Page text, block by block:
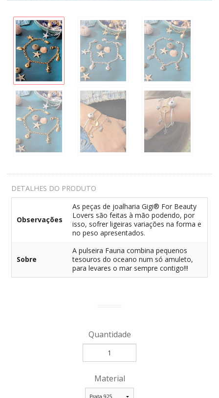
DETALHES DO PRODUTO
Observações
As peças de joalharia Gigi® For Beauty
Lovers são feitas à mão podendo, por
isso, sofrer ligeiras variações na forma e
no peso apresentados.
Sobre
A pulseira Fauna combina pequenos
tesouros do oceano num só amuleto,
para levares o mar sempre contigo!!!
Quantidade
Material